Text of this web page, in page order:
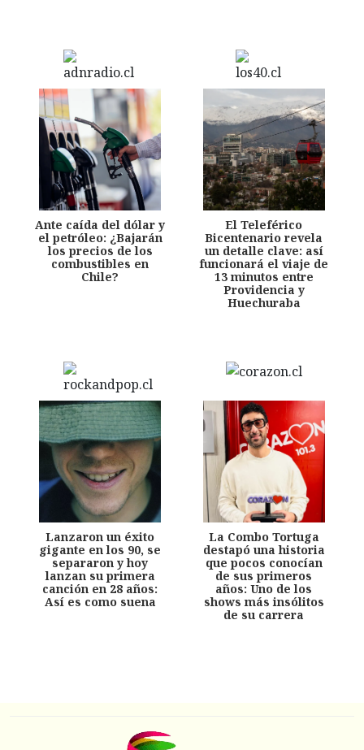
Ante caída del dólar y
el petróleo: ¿Bajarán
los precios de los
combustibles en
Chile?
El Teleférico
Bicentenario revela
un detalle clave: así
funcionará el viaje de
13 minutos entre
Providencia y
Huechuraba
Lanzaron un éxito
gigante en los 90, se
separaron y hoy
lanzan su primera
canción en 28 años:
Así es como suena
La Combo Tortuga
destapó una historia
que pocos conocían
de sus primeros
años: Uno de los
shows más insólitos
de su carrera